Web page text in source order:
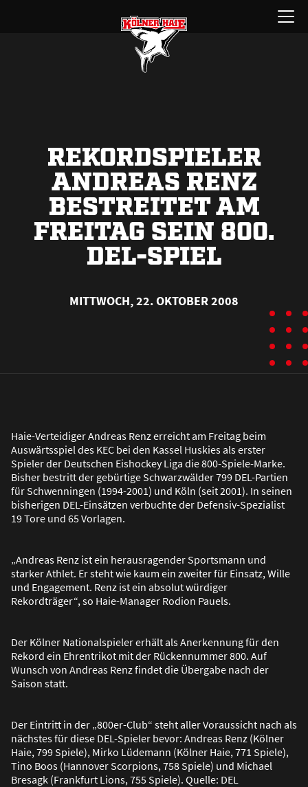
Menü
öffnen
REKORDSPIELER
ANDREAS RENZ
BESTREITET AM
FREITAG SEIN 800.
DEL-SPIEL
MITTWOCH, 22. OKTOBER 2008
Haie-Verteidiger Andreas Renz erreicht am Freitag beim
Auswärtsspiel des KEC bei den Kassel Huskies als erster
Spieler der Deutschen Eishockey Liga die 800-Spiele-Marke.
Bisher bestritt der gebürtige Schwarzwälder 799 DEL-Partien
für Schwenningen (1994-2001) und Köln (seit 2001). In seinen
bisherigen DEL-Einsätzen verbuchte der Defensiv-Spezialist
19 Tore und 65 Vorlagen.
„Andreas Renz ist ein herausragender Sportsmann und
starker Athlet. Er steht wie kaum ein zweiter für Einsatz, Wille
und Engagement. Renz ist ein absolut würdiger
Rekordträger“, so Haie-Manager Rodion Pauels.
Der Kölner Nationalspieler erhält als Anerkennung für den
Rekord ein Ehrentrikot mit der Rückennummer 800. Auf
Wunsch von Andreas Renz findet die Übergabe nach der
Saison statt.
Der Eintritt in der „800er-Club“ steht aller Voraussicht nach als
nächstes für diese DEL-Spieler bevor: Andreas Renz (Kölner
Haie, 799 Spiele), Mirko Lüdemann (Kölner Haie, 771 Spiele),
Tino Boos (Hannover Scorpions, 758 Spiele) und Michael
Bresagk (Frankfurt Lions, 755 Spiele). Quelle: DEL